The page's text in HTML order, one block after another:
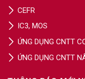
ỨNG DỤNG CNTT
ỨNG DỤNG CNTT
IC3, MOS
CEFR